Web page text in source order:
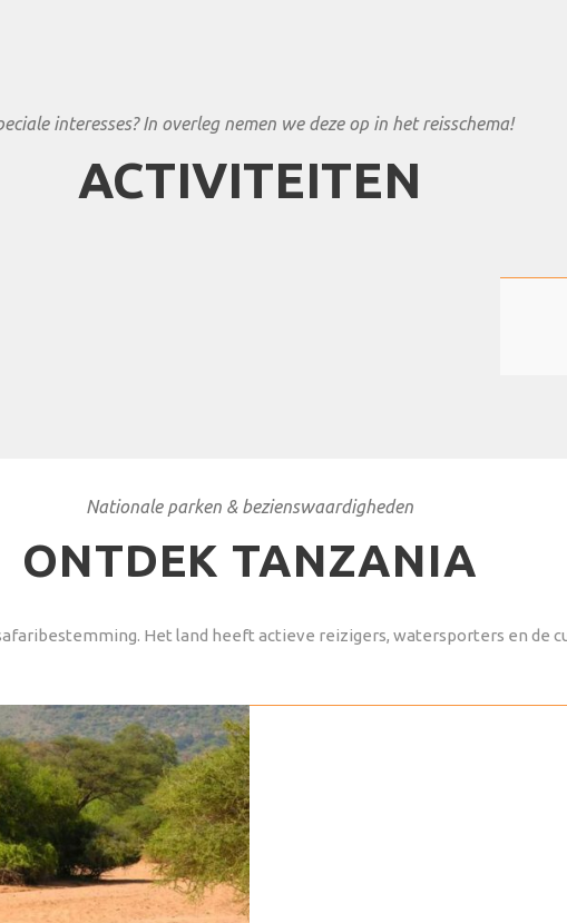
interesses? In overleg nemen we deze op in het reisschema!
ACTIVITEITEN
Nationale parken & bezienswaardigheden
ONTDEK TANZANIA
Het land heeft actieve reizigers, watersporters en de
LAKE MANYARA NATIONAL